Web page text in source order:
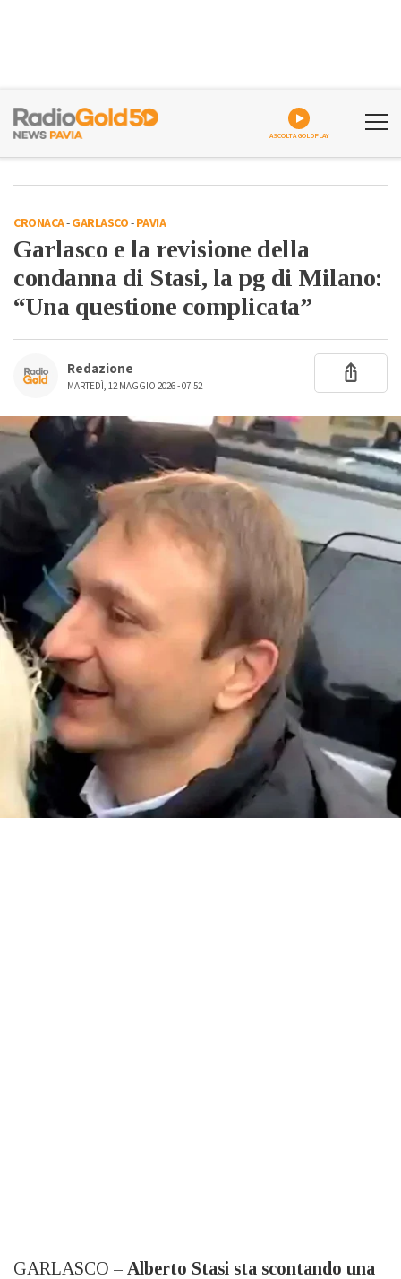
ASCOLTA GOLDPLAY
CRONACA-GARLASCO-PAVIA
Garlasco e la revisione della
condanna di Stasi, la pg di Milano:
“Una questione complicata”
Redazione
MARTEDÌ, 12 MAGGIO 2026 - 07:52
GARLASCO – Alberto Stasi sta scontando una